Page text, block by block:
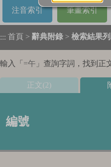
注音索引 筆畫索引
::: 首頁 > 辭典附錄 > 檢索結果
輸入「 =午 」查詢字詞，找到正
正文(2)
編號